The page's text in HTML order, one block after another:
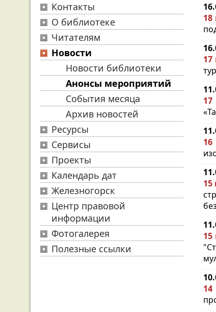
Контакты
О библиотеке
Читателям
Новости
Новости библиотеки
Анонсы мероприятий
События месяца
Архив новостей
Ресурсы
Сервисы
Проекты
Календарь дат
Железногорск
Центр правовой
информации
Фотогалерея
Полезные ссылки
18
17
15
15